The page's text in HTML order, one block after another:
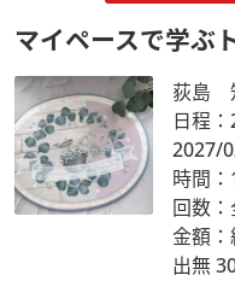
マイペースで学ぶ
荻島
日程
2027/
時間
回数
金額
出無